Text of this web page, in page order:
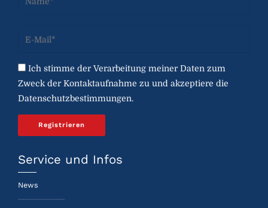
Ich stimme der Verarbeitung meiner Daten zum
Zweck der Kontaktaufnahme zu und akzeptiere die
Datenschutzbestimmungen.
Service und Infos
News